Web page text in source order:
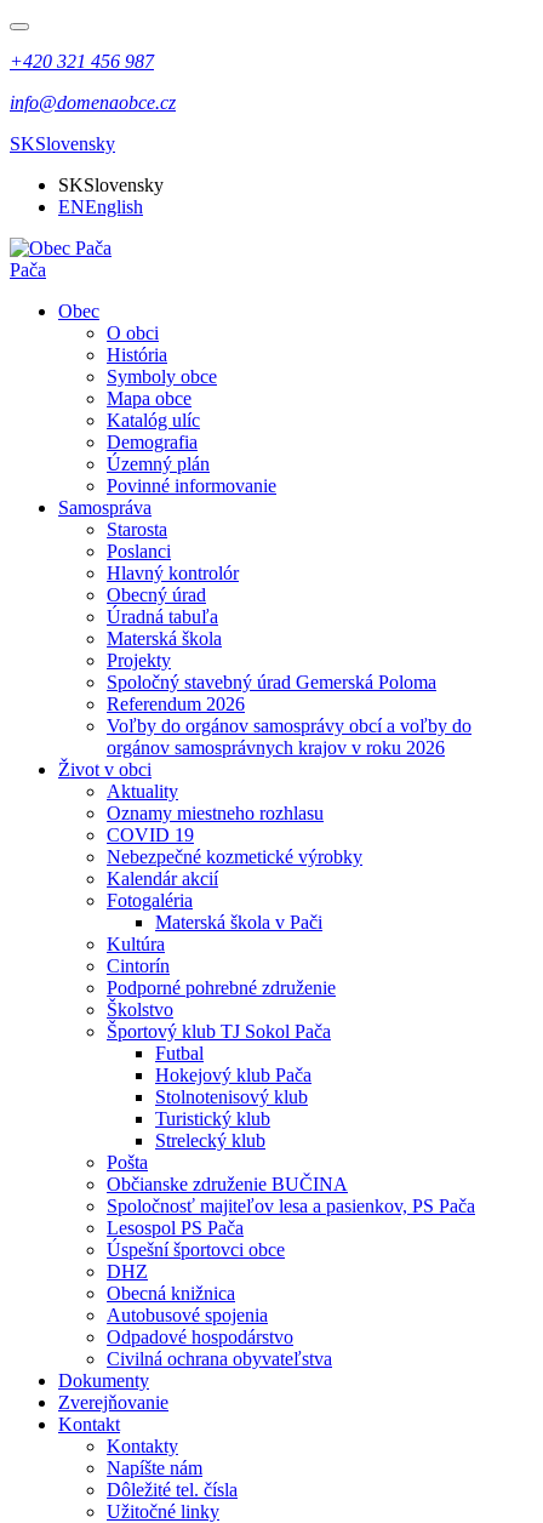
+420 321 456 987
info@domenaobce.cz
SKSlovensky
SKSlovensky
ENEnglish
Pača
Obec
O obci
História
Symboly obce
Mapa obce
Katalóg ulíc
Demografia
Územný plán
Povinné informovanie
Samospráva
Starosta
Poslanci
Hlavný kontrolór
Obecný úrad
Úradná tabuľa
Materská škola
Projekty
Spoločný stavebný úrad Gemerská Poloma
Referendum 2026
Voľby do orgánov samosprávy obcí a voľby do
orgánov samosprávnych krajov v roku 2026
Život v obci
Aktuality
Oznamy miestneho rozhlasu
COVID 19
Nebezpečné kozmetické výrobky
Kalendár akcií
Fotogaléria
Materská škola v Pači
Kultúra
Cintorín
Podporné pohrebné združenie
Školstvo
Športový klub TJ Sokol Pača
Futbal
Hokejový klub Pača
Stolnotenisový klub
Turistický klub
Strelecký klub
Pošta
Občianske združenie BUČINA
Spoločnosť majiteľov lesa a pasienkov, PS Pača
Lesospol PS Pača
Úspešní športovci obce
DHZ
Obecná knižnica
Autobusové spojenia
Odpadové hospodárstvo
Civilná ochrana obyvateľstva
Dokumenty
Zverejňovanie
Kontakt
Kontakty
Napíšte nám
Dôležité tel. čísla
Užitočné linky